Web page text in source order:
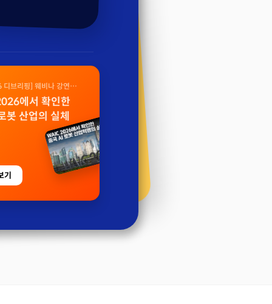
브리핑] 웨비나 강연
에서 확인한
봇 산업의 실체
기